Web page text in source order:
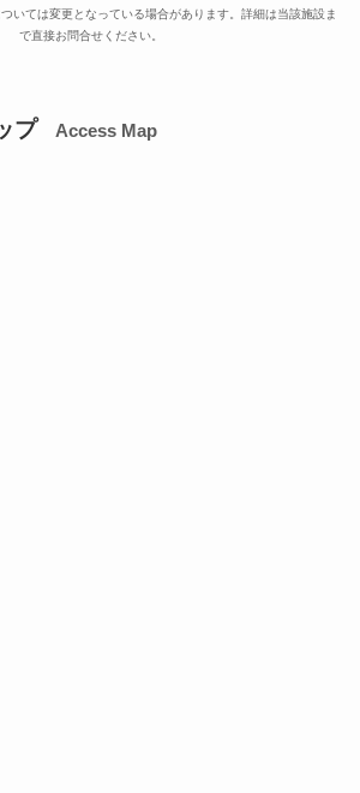
いては変更となっている場合があります。詳細は当該施設ま
で直接お問合せください。
プ Access Map